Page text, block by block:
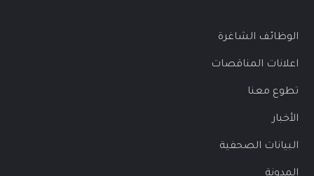
الوظائف الشاغرة
اعلانات المناقصات
تطوع معنا
الأخبار
البيانات الصحفية
المدونة